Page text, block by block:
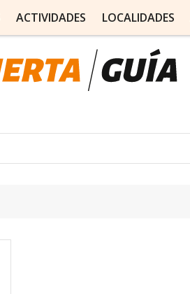
ACTIVIDADES LOCALIDADES